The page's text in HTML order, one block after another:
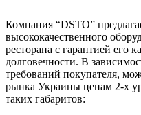
Компания “DSTO”
высококачественного
ресторана с гарантией его
долговечности. В
требований покупателя,
рынка Украины ценам 2-х
таких габаритов: